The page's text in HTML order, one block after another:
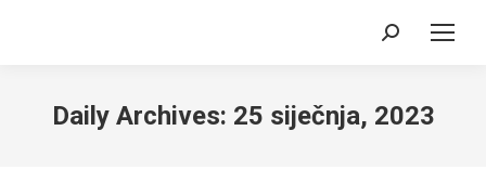
Search:
Daily Archives: 25 siječnja, 2023